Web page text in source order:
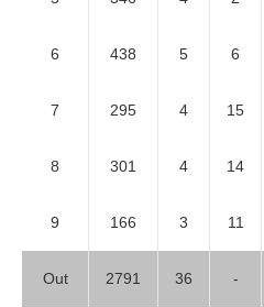
6 438 5 6
7 295 4 15
8 301 4 14
9 166 3 11
Out 2791 36 -